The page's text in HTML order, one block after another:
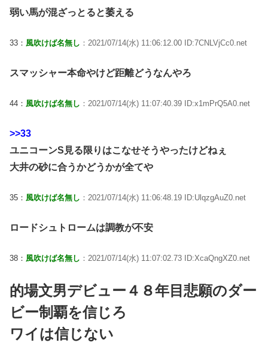
弱い馬が混ざっとると萎える
33： 風吹けば名無し ：2021/07/14(水) 11:06:12.00 ID:7CNLVjCc0.net
スマッシャー本命やけど距離どうなんやろ
44： 風吹けば名無し ：2021/07/14(水) 11:07:40.39 ID:x1mPrQ5A0.net
>>33
ユニコーンS見る限りはこなせそうやったけどねぇ
大井の砂に合うかどうかが全てや
35： 風吹けば名無し ：2021/07/14(水) 11:06:48.19 ID:UlqzgAuZ0.net
ロードシュトロームは調教が不安
38： 風吹けば名無し ：2021/07/14(水) 11:07:02.73 ID:XcaQngXZ0.net
的場文男デビュー４８年目悲願のダー
ビー制覇を信じろ
ワイは信じない